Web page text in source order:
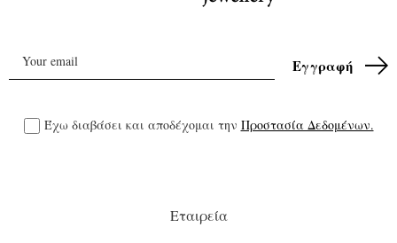
Έχω διαβάσει και αποδέχομαι την Προστασία Δεδομένων.
Εταιρεία